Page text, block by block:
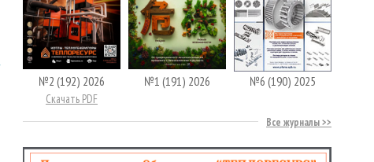
№2 (192) 2026
Скачать PDF
№1 (191) 2026 №6 (190) 2025
Все журналы